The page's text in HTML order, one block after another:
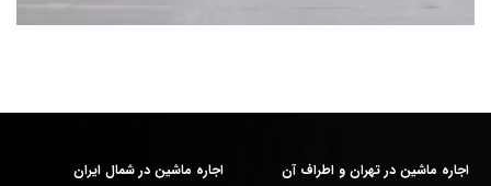
اجاره ماشین در تهران و اطراف آن اجاره ماشین در شمال ایران